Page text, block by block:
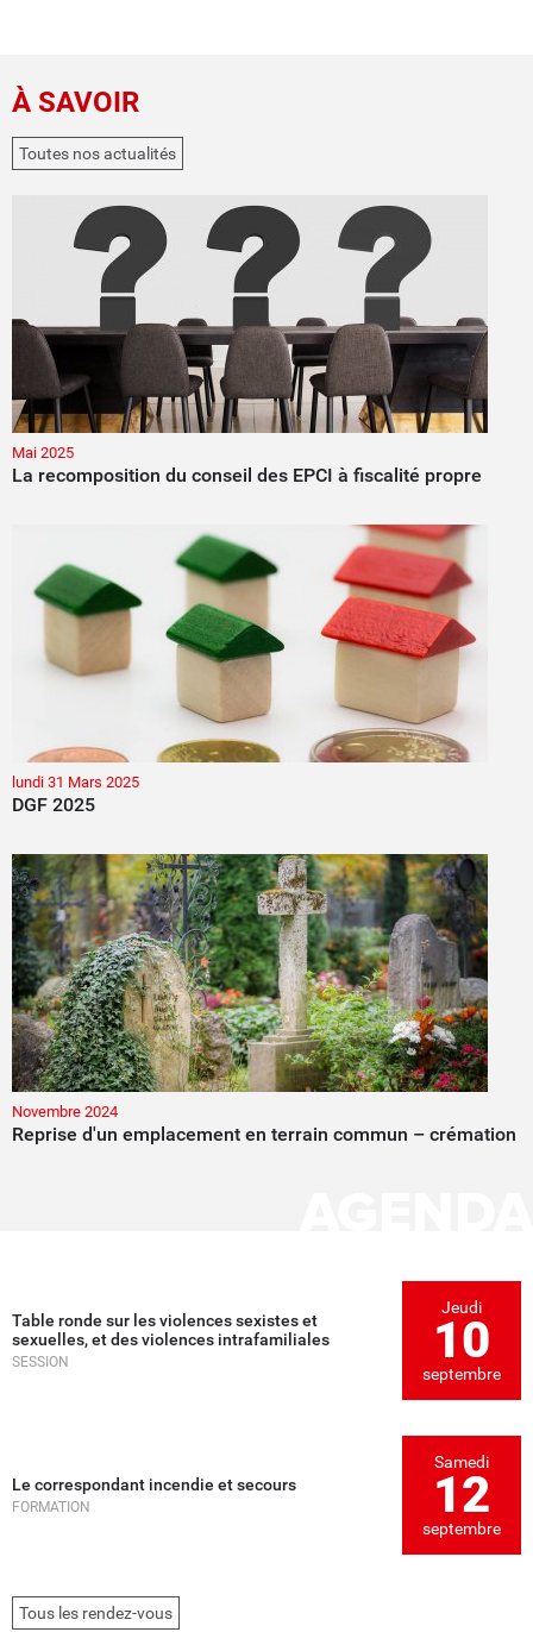
À SAVOIR
Toutes nos actualités
Mai 2025
La recomposition du conseil des EPCI à fiscalité propre
lundi 31 Mars 2025
DGF 2025
Novembre 2024
Reprise d'un emplacement en terrain commun – crémation
Table ronde sur les violences sexistes et
sexuelles, et des violences intrafamiliales
SESSION
Jeudi
10
septembre
Le correspondant incendie et secours
FORMATION
Samedi
12
septembre
Tous les rendez-vous